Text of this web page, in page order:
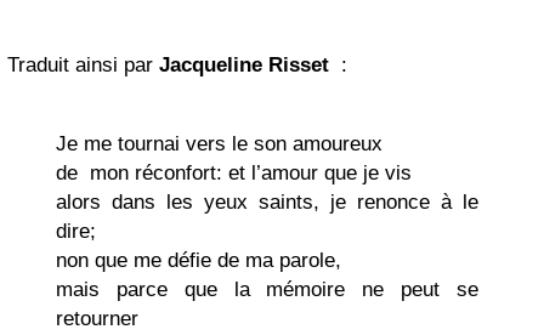
Traduit ainsi par Jacqueline Risset :
Je me tournai vers le son amoureux
de mon réconfort: et l’amour que je vis
alors dans les yeux saints, je renonce à le
dire;
non que me défie de ma parole,
mais parce que la mémoire ne peut se
retourner